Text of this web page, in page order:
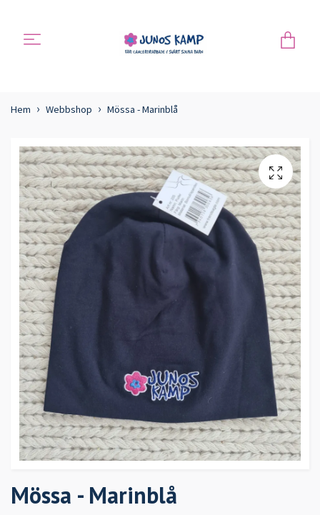
Hem Webbshop Mössa - Marinblå
Mössa - Marinblå